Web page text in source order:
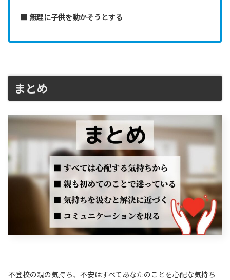
■ 無理に子供を動かそうとする
まとめ
不登校の親の気持ち、不安はすべてあなたのことを心配な気持ち